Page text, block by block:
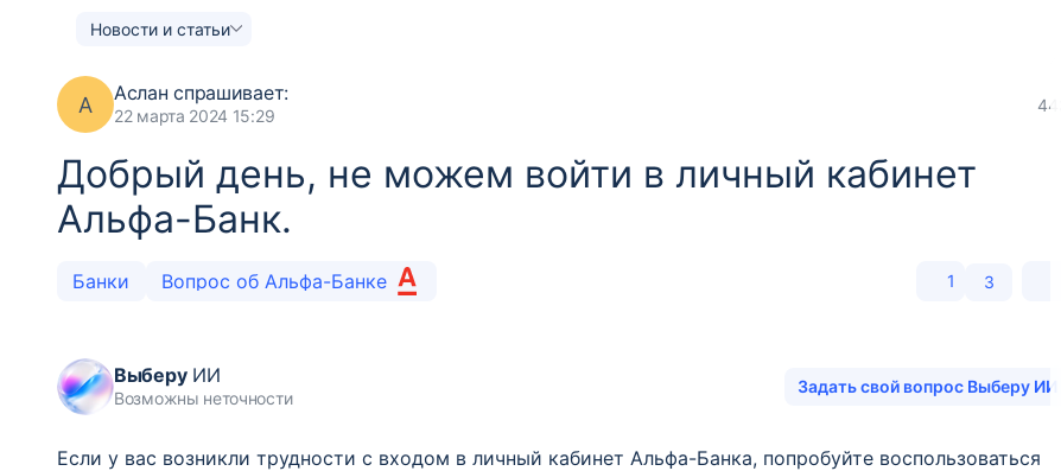
Новости и статьи
А Аслан спрашивает:
22 марта 2024 15:29
443
Добрый день, не можем войти в личный кабинет
Альфа-Банк.
Банки Вопрос об Альфа-Банке 1 3
ВыберуИИ
Возможны неточности
Задать свой вопрос Выберу ИИ
Если у вас возникли трудности с входом в личный кабинет Альфа-Банка, попробуйте воспользоваться